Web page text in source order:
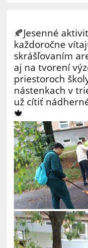
🍂Jesenné
každoročne
skrášľovaním
aj na tvorení
priestoroch
nástenkach v
už cítiť
🍁